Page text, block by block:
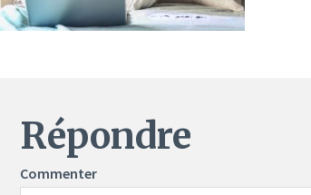
Répondre
Commenter